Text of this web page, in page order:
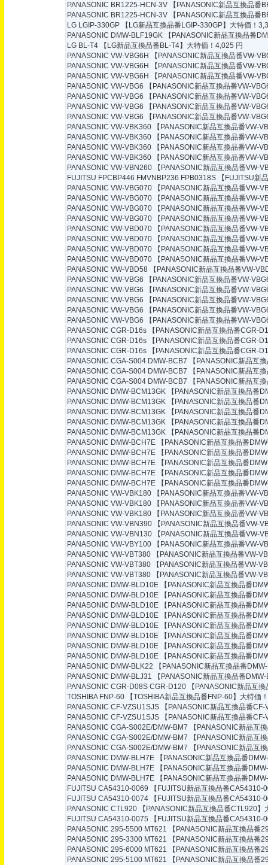
PANASONIC BR1225-HCN-3V
【PANASONIC新品互換品
PANASONIC BR1225-HCN-3V
【PANASONIC新品互換品
LG LGIP-330GP
【LG新品互換品番LGIP-330GP】大特価！
PANASONIC DMW-BLF19GK
【PANASONIC新品互換品番
LG BL-T4
【LG新品互換品番BL-T4】大特価！4,025 円
PANASONIC VW-VBG6H
【PANASONIC新品互換品番VW-
PANASONIC VW-VBG6H
【PANASONIC新品互換品番VW-
PANASONIC VW-VBG6H
【PANASONIC新品互換品番VW-
PANASONIC VW-VBG6
【PANASONIC新品互換品番VW-
PANASONIC VW-VBG6
【PANASONIC新品互換品番VW-
PANASONIC VW-VBG6
【PANASONIC新品互換品番VW-
PANASONIC VW-VBG6
【PANASONIC新品互換品番VW-
PANASONIC VW-VBK360
【PANASONIC新品互換品番VW-
PANASONIC VW-VBK360
【PANASONIC新品互換品番VW-
PANASONIC VW-VBK360
【PANASONIC新品互換品番VW-
PANASONIC VW-VBK360
【PANASONIC新品互換品番VW-
PANASONIC VW-VBN260
【PANASONIC新品互換品番VW-
FUJITSU FPCBP446 FMVNBP236 FPB0318S
【FUJITSU新
PANASONIC VW-VBG070
【PANASONIC新品互換品番VW-
PANASONIC VW-VBG070
【PANASONIC新品互換品番VW-
PANASONIC VW-VBG070
【PANASONIC新品互換品番VW-
PANASONIC VW-VBG070
【PANASONIC新品互換品番VW-
PANASONIC VW-VBD070
【PANASONIC新品互換品番VW-
PANASONIC VW-VBD070
【PANASONIC新品互換品番VW-
PANASONIC VW-VBD070
【PANASONIC新品互換品番VW-
PANASONIC VW-VBD070
【PANASONIC新品互換品番VW-
PANASONIC VW-VBD58
【PANASONIC新品互換品番VW-
PANASONIC VW-VBG6
【PANASONIC新品互換品番VW-
PANASONIC VW-VBG6
【PANASONIC新品互換品番VW-
PANASONIC VW-VBG6
【PANASONIC新品互換品番VW-
PANASONIC VW-VBG6
【PANASONIC新品互換品番VW-
PANASONIC VW-VBG6
【PANASONIC新品互換品番VW-
PANASONIC CGR-D16s
【PANASONIC新品互換品番CGR-
PANASONIC CGR-D16s
【PANASONIC新品互換品番CGR-
PANASONIC CGR-D16s
【PANASONIC新品互換品番CGR-
PANASONIC CGA-S004 DMW-BCB7
【PANASONIC新品互
PANASONIC CGA-S004 DMW-BCB7
【PANASONIC新品互
PANASONIC CGA-S004 DMW-BCB7
【PANASONIC新品互
PANASONIC DMW-BCM13GK
【PANASONIC新品互換品番
PANASONIC DMW-BCM13GK
【PANASONIC新品互換品番
PANASONIC DMW-BCM13GK
【PANASONIC新品互換品番
PANASONIC DMW-BCM13GK
【PANASONIC新品互換品番
PANASONIC DMW-BCM13GK
【PANASONIC新品互換品番
PANASONIC DMW-BCH7E
【PANASONIC新品互換品番
PANASONIC DMW-BCH7E
【PANASONIC新品互換品番
PANASONIC DMW-BCH7E
【PANASONIC新品互換品番
PANASONIC DMW-BCH7E
【PANASONIC新品互換品番
PANASONIC DMW-BCH7E
【PANASONIC新品互換品番
PANASONIC VW-VBK180
【PANASONIC新品互換品番VW-
PANASONIC VW-VBK180
【PANASONIC新品互換品番VW-
PANASONIC VW-VBK180
【PANASONIC新品互換品番VW-
PANASONIC VW-VBN390
【PANASONIC新品互換品番VW-
PANASONIC VW-VBN130
【PANASONIC新品互換品番VW-
PANASONIC VW-VBY100
【PANASONIC新品互換品番VW-
PANASONIC VW-VBT380
【PANASONIC新品互換品番VW-
PANASONIC VW-VBT380
【PANASONIC新品互換品番VW-
PANASONIC VW-VBT380
【PANASONIC新品互換品番VW-
PANASONIC DMW-BLD10E
【PANASONIC新品互換品番
PANASONIC DMW-BLD10E
【PANASONIC新品互換品番
PANASONIC DMW-BLD10E
【PANASONIC新品互換品番
PANASONIC DMW-BLD10E
【PANASONIC新品互換品番
PANASONIC DMW-BLD10E
【PANASONIC新品互換品番
PANASONIC DMW-BLD10E
【PANASONIC新品互換品番
PANASONIC DMW-BLD10E
【PANASONIC新品互換品番
PANASONIC DMW-BLD10E
【PANASONIC新品互換品番
PANASONIC DMW-BLK22
【PANASONIC新品互換品番
PANASONIC DMW-BLJ31
【PANASONIC新品互換品番
PANASONIC CGR-D08S CGR-D120
【PANASONIC新品互
TOSHIBA FNP-60
【TOSHIBA新品互換品番FNP-60】大特価
PANASONIC CF-VZSU1SJS
【PANASONIC新品互換品番
PANASONIC CF-VZSU1SJS
【PANASONIC新品互換品番
PANASONIC CGA-S002E/DMW-BM7
【PANASONIC新品互
PANASONIC CGA-S002E/DMW-BM7
【PANASONIC新品互
PANASONIC CGA-S002E/DMW-BM7
【PANASONIC新品互
PANASONIC DMW-BLH7E
【PANASONIC新品互換品番
PANASONIC DMW-BLH7E
【PANASONIC新品互換品番
PANASONIC DMW-BLH7E
【PANASONIC新品互換品番
FUJITSU CA54310-0069
【FUJITSU新品互換品番
FUJITSU CA54310-0074
【FUJITSU新品互換品番
PANASONIC CTL920
【PANASONIC新品互換品番CTL920
FUJITSU CA54310-0075
【FUJITSU新品互換品番
PANASONIC 295-5500 MT621
【PANASONIC新品互換品番
PANASONIC 295-3300 MT621
【PANASONIC新品互換品番
PANASONIC 295-6000 MT621
【PANASONIC新品互換品番
PANASONIC 295-5100 MT621
【PANASONIC新品互換品番